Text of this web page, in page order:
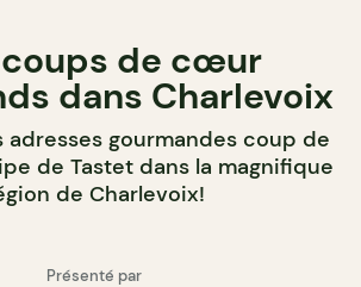
coups de cœur
dans Charlevoix
adresses gourmandes coup de
de Tastet dans la magnifique
de Charlevoix!
Présenté par